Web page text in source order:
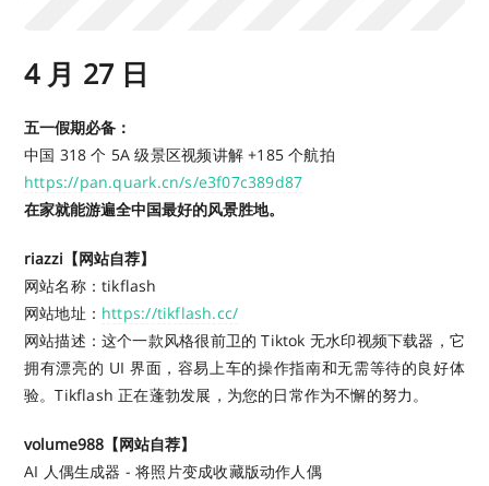
4 月 27 日
五一假期必备：
中国 318 个 5A 级景区视频讲解 +185 个航拍
https://pan.quark.cn/s/e3f07c389d87
在家就能游遍全中国最好的风景胜地。
riazzi【网站自荐】
网站名称：tikflash
网站地址： https://tikflash.cc/
网站描述：这个一款风格很前卫的 Tiktok 无水印视频下载器，它
拥有漂亮的 UI 界面，容易上车的操作指南和无需等待的良好体
验。Tikflash 正在蓬勃发展，为您的日常作为不懈的努力。
volume988【网站自荐】
AI 人偶生成器 - 将照片变成收藏版动作人偶